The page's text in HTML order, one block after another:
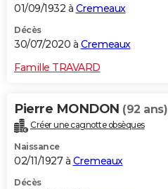
01/09/1932 à Cremeaux
Décès
30/07/2020 à Cremeaux
Famille TRAVARD
Pierre MONDON (92 ans)
Créer une cagnotte obsèques
Naissance
02/11/1927 à Cremeaux
Décès